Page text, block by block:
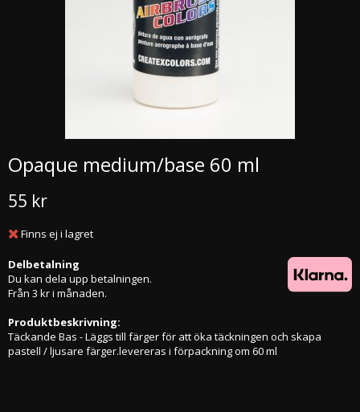
Opaque medium/base 60 ml
55 kr
Finns ej i lagret
Delbetalning
Du kan dela upp betalningen.
Från 3 kr i månaden.
Produktbeskrivning:
Täckande Bas - Läggs till färger för att öka täckningen och skapa
pastell / ljusare färger.levereras i förpackning om 60 ml